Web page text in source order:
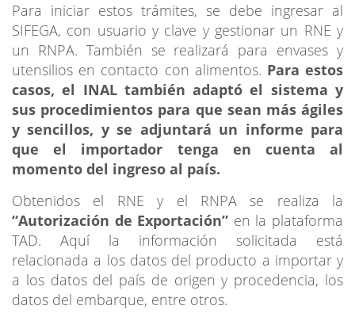
Para iniciar estos trámites, se debe ingresar al
SIFEGA, con usuario y clave y gestionar un RNE y
un RNPA. También se realizará para envases y
utensilios en contacto con alimentos. Para estos
casos, el INAL también adaptó el sistema y
sus procedimientos para que sean más ágiles
y sencillos, y se adjuntará un informe para
que el importador tenga en cuenta al
momento del ingreso al país.
Obtenidos el RNE y el RNPA se realiza la
“Autorización de Exportación” en la plataforma
TAD. Aquí la información solicitada está
relacionada a los datos del producto a importar y
a los datos del país de origen y procedencia, los
datos del embarque, entre otros.